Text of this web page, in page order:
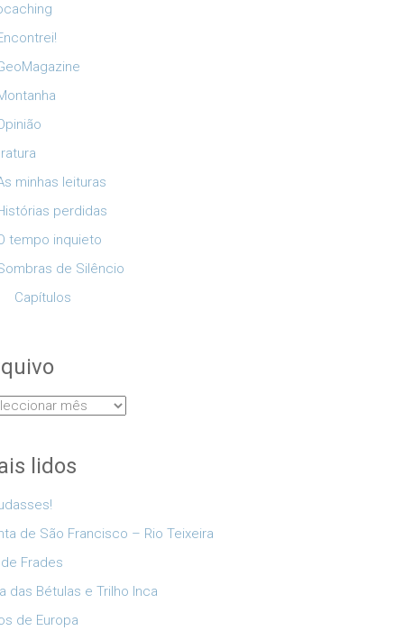
minhas leituras
perdidas
tempo inquieto
de Silêncio
Capítulos
lidos
de São Francisco – Rio Teixeira
Frades
das Bétulas e Trilho Inca
de Europa